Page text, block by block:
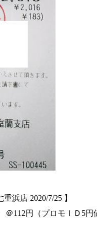
浜店 2020/7/25 】
112円（プロモＩＤ5